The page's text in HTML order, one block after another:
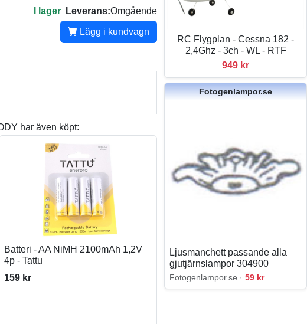
I lager Leverans:Omgående
Lägg i kundvagn
har även köpt:
Batteri - AA NiMH 2100mAh 1,2V
4p - Tattu
159 kr
RC Flygplan - Cessna 182 -
2,4Ghz - 3ch - WL - RTF
949 kr
Fotogenlampor.se
Ljusmanchett passande alla
gjutjärnslampor 304900
Fotogenlampor.se ·59 kr